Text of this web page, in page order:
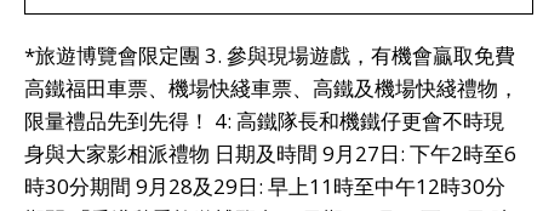
*旅遊博覽會限定團 3. 參與現場遊戲，有機會贏取免費
高鐵福田車票、機場快綫車票、高鐵及機場快綫禮物，
限量禮品先到先得！ 4: 高鐵隊長和機鐵仔更會不時現
身與大家影相派禮物 日期及時間 9月27日: 下午2時至6
時30分期間 9月28及29日: 早上11時至中午12時30分